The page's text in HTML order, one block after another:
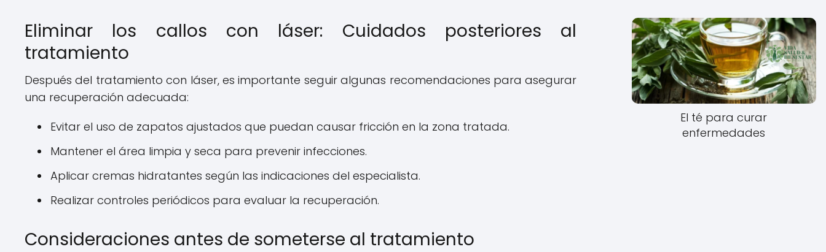
Eliminar los callos con láser: Cuidados posteriores al
tratamiento
Después del tratamiento con láser, es importante seguir algunas recomendaciones para asegurar
una recuperación adecuada:
Evitar el uso de zapatos ajustados que puedan causar fricción en la zona tratada.
Mantener el área limpia y seca para prevenir infecciones.
Aplicar cremas hidratantes según las indicaciones del especialista.
Realizar controles periódicos para evaluar la recuperación.
Consideraciones antes de someterse al tratamiento
El té para curar
enfermedades